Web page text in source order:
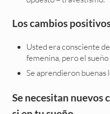
Los cambios
Usted era consciente
femenina, pero el
Se aprendieron buenas
Se necesitan nuevos